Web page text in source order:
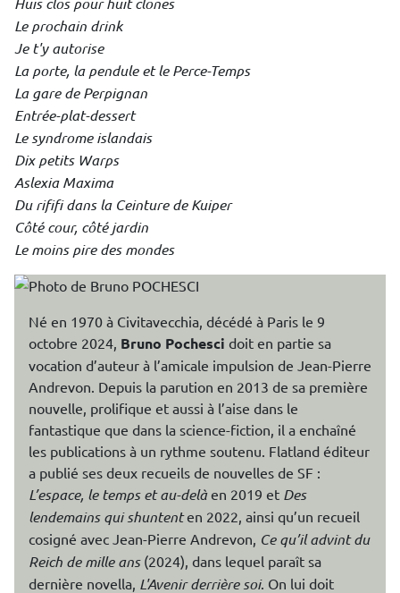
Le prochain drink
Je t'y autorise
La porte, la pendule et le Perce-Temps
La gare de Perpignan
Entrée-plat-dessert
Le syndrome islandais
Dix petits Warps
Aslexia Maxima
Du rififi dans la Ceinture de Kuiper
Côté cour, côté jardin
Le moins pire des mondes
Né en 1970 à Civitavecchia, décédé à Paris le 9
octobre 2024, Bruno Pochesci doit en partie sa
vocation d’auteur à l’amicale impulsion de Jean-Pierre
Andrevon. Depuis la parution en 2013 de sa première
nouvelle, prolifique et aussi à l’aise dans le
fantastique que dans la science-fiction, il a enchaîné
les publications à un rythme soutenu. Flatland éditeur
a publié ses deux recueils de nouvelles de SF :
L’espace, le temps et au-delàen 2019 et Des
lendemains qui shuntenten 2022, ainsi qu’un recueil
cosigné avec Jean-Pierre Andrevon, Ce qu’il advint du
Reich de mille ans(2024), dans lequel paraît sa
dernière novella, L'Avenir derrière soi. On lui doit